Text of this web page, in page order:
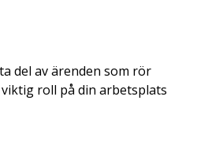
del av ärenden som rör
roll på din arbetsplats